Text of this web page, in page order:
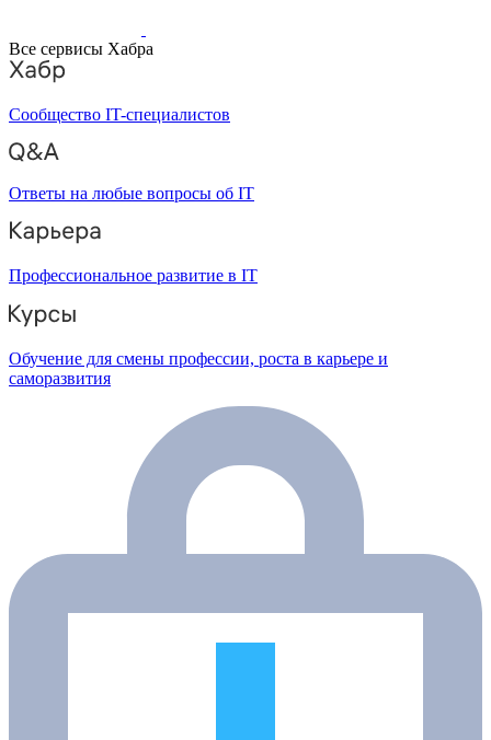
Все сервисы Хабра
Сообщество IT-специалистов
Ответы на любые вопросы об IT
Профессиональное развитие в IT
Обучение для смены профессии, роста в карьере и
саморазвития